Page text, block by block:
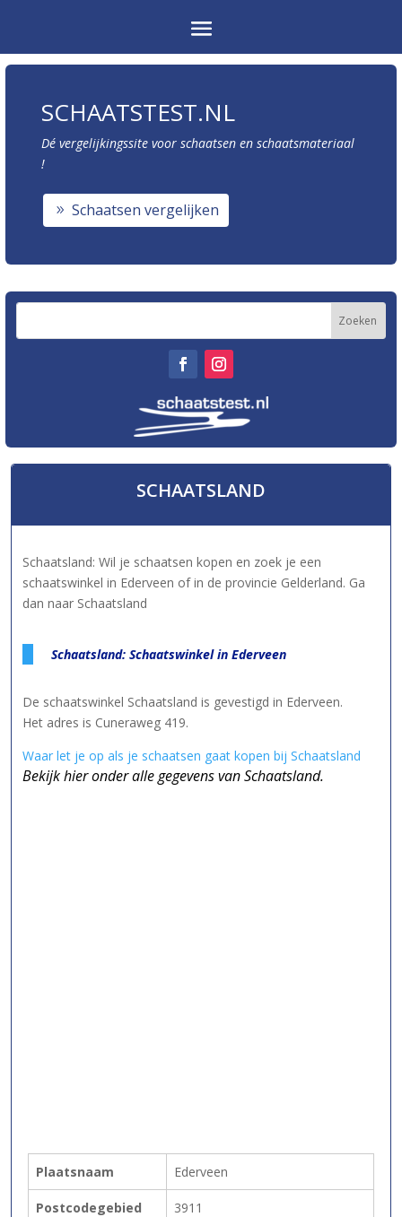
SCHAATSTEST.NL
Dé vergelijkingssite voor schaatsen en schaatsmateriaal
!
Schaatsen vergelijken
SCHAATSLAND
Schaatsland: Wil je schaatsen kopen en zoek je een
schaatswinkel in Ederveen of in de provincie Gelderland. Ga
dan naar Schaatsland
Schaatsland: Schaatswinkel in Ederveen
De schaatswinkel Schaatsland is gevestigd in Ederveen.
Het adres is Cuneraweg 419.
Waar let je op als je schaatsen gaat kopen bij Schaatsland
Bekijk hier onder alle gegevens van Schaatsland.
Plaatsnaam Ederveen
Postcodegebied 3911